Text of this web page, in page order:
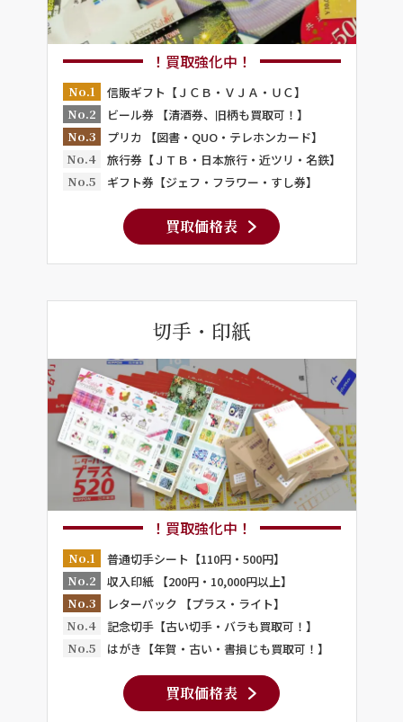
！買取強化中！
No.1
信販ギフト【ＪＣＢ・ＶＪＡ・ＵＣ】
No.2
ビール券 【清酒券、旧柄も買取可！】
No.3
プリカ 【図書・QUO・テレホンカード】
No.4
旅行券【ＪＴＢ・日本旅行・近ツリ・名鉄】
No.5
ギフト券【ジェフ・フラワー・すし券】
買取価格表
切手・印紙
！買取強化中！
No.1
普通切手シート【110円・500円】
No.2
収入印紙 【200円・10,000円以上】
No.3
レターパック 【プラス・ライト】
No.4
記念切手【古い切手・バラも買取可！】
No.5
はがき【年賀・古い・書損じも買取可！】
買取価格表